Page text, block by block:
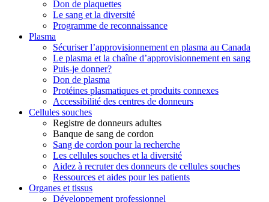
Don de plaquettes
Le sang et la diversité
Programme de reconnaissance
Plasma
Sécuriser l’approvisionnement en plasma au Canada
Le plasma et la chaîne d’approvisionnement en sang
Puis-je donner?
Don de plasma
Protéines plasmatiques et produits connexes
Accessibilité des centres de donneurs
Cellules souches
Registre de donneurs adultes
Banque de sang de cordon
Sang de cordon pour la recherche
Les cellules souches et la diversité
Aidez à recruter des donneurs de cellules souches
Ressources et aides pour les patients
Organes et tissus
Développement professionnel